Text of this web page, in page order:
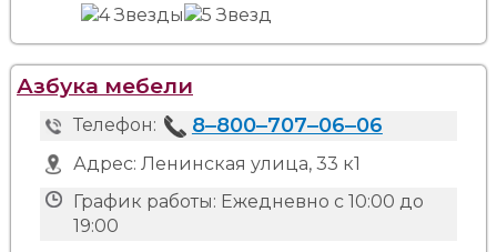
Азбука мебели
Телефон: 8‒800‒707‒06‒06
Адрес: Ленинская улица, 33 к1
График работы: Ежедневно с 10:00 до
19:00